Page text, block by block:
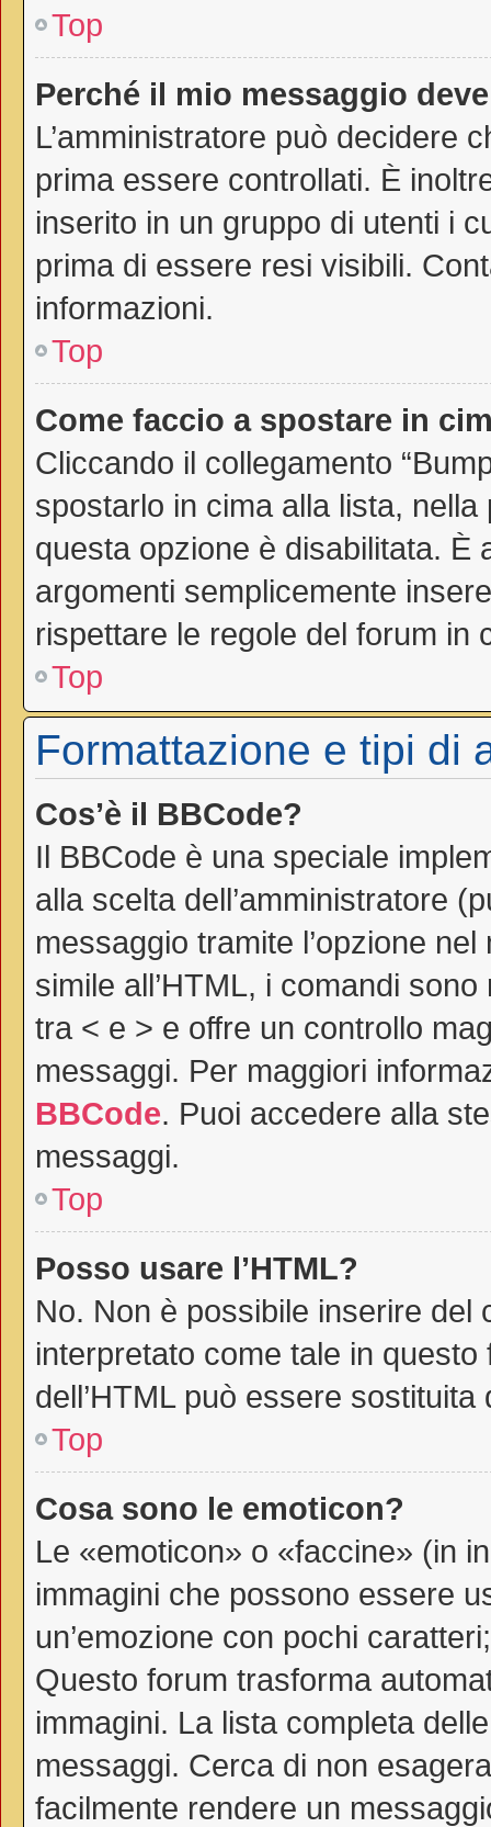
Top
Perché il mio messaggio
L’amministratore può decidere
prima essere controllati. È
inserito in un gruppo di utenti i
prima di essere resi visibili.
informazioni.
Top
Come faccio a spostare in
Cliccando il collegamento
spostarlo in cima alla lista,
questa opzione è disabilitata. È
argomenti semplicemente
rispettare le regole del forum in
Top
Formattazione e tipi di
Cos’è il BBCode?
Il BBCode è una speciale
alla scelta dell’amministratore
messaggio tramite l’opzione
simile all’HTML, i comandi
tra < e > e offre un controllo
messaggi. Per maggiori
BBCode. Puoi accedere alla
messaggi.
Top
Posso usare l’HTML?
No. Non è possibile inserire
interpretato come tale in
dell’HTML può essere sostituita
Top
Cosa sono le emoticon?
Le «emoticon» o «faccine» (in
immagini che possono essere
un’emozione con pochi
Questo forum trasforma
immagini. La lista completa
messaggi. Cerca di non
facilmente rendere un